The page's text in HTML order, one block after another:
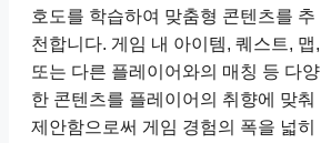
호도를 학습하여 맞춤형 콘텐츠를 추
천합니다. 게임 내 아이템, 퀘스트, 맵,
또는 다른 플레이어와의 매칭 등 다양
한 콘텐츠를 플레이어의 취향에 맞춰
제안함으로써 게임 경험의 폭을 넓히